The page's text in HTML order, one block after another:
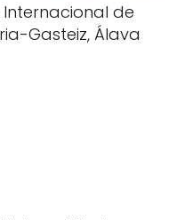
Internacional de
Gasteiz, Álava